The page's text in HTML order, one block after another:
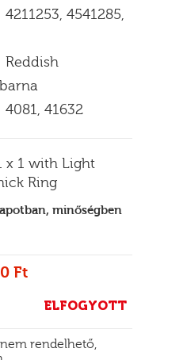
4211253, 4541285,
Reddish
4081, 41632
x 1 with Light
Ring
minőségben
0 Ft
ELFOGYOTT
rendelhető,